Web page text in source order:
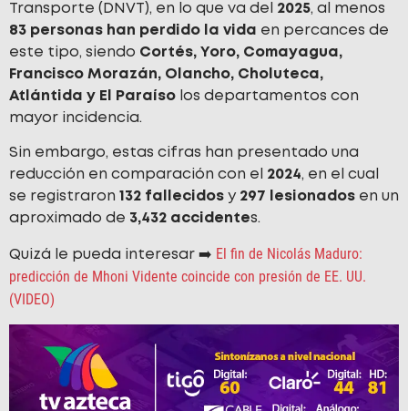
Transporte (DNVT), en lo que va del 2025, al menos
83 personas han perdido la vida en percances de
este tipo, siendo Cortés, Yoro, Comayagua,
Francisco Morazán, Olancho, Choluteca,
Atlántida y El Paraíso los departamentos con
mayor incidencia.
Sin embargo, estas cifras han presentado una
reducción en comparación con el 2024, en el cual
se registraron 132 fallecidos y 297 lesionados en un
aproximado de 3,432 accidentes.
Quizá le pueda interesar ➡️ El fin de Nicolás Maduro:
predicción de Mhoni Vidente coincide con presión de EE. UU.
(VIDEO)